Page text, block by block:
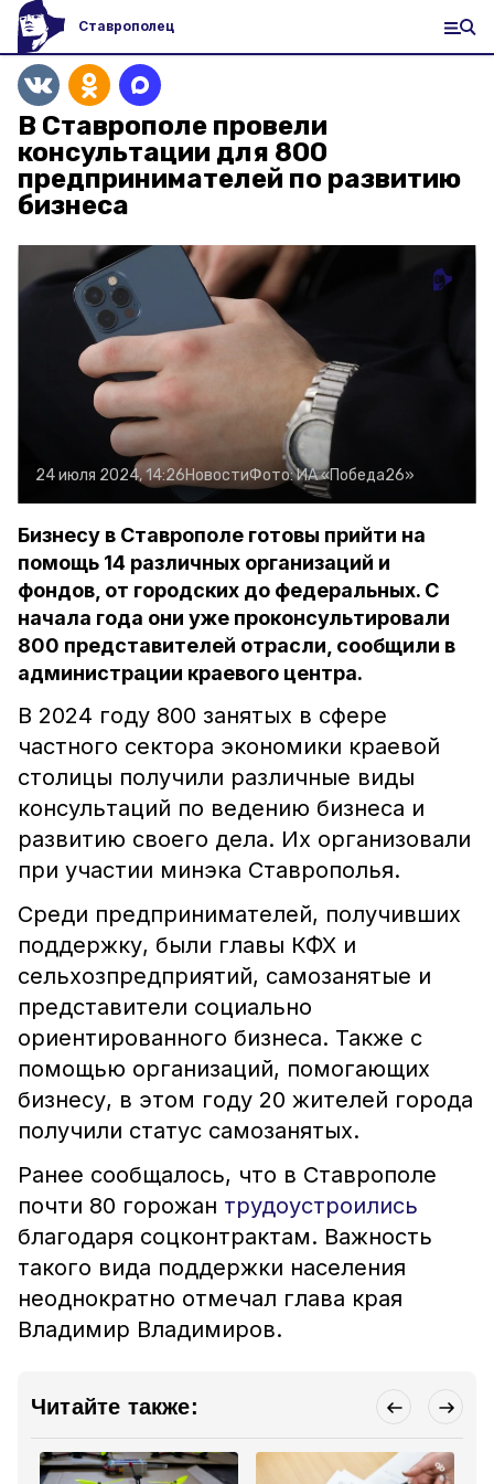
Ставрополец
В Ставрополе провели
консультации для 800
предпринимателей по развитию
бизнеса
24 июля 2024, 14:26НовостиФото:ИА «Победа26»
Бизнесу в Ставрополе готовы прийти на
помощь 14 различных организаций и
фондов, от городских до федеральных. С
начала года они уже проконсультировали
800 представителей отрасли, сообщили в
администрации краевого центра.
В 2024 году 800 занятых в сфере
частного сектора экономики краевой
столицы получили различные виды
консультаций по ведению бизнеса и
развитию своего дела. Их организовали
при участии минэка Ставрополья.
Среди предпринимателей, получивших
поддержку, были главы КФХ и
сельхозпредприятий, самозанятые и
представители социально
ориентированного бизнеса. Также с
помощью организаций, помогающих
бизнесу, в этом году 20 жителей города
получили статус самозанятых.
Ранее сообщалось, что в Ставрополе
почти 80 горожан трудоустроились
благодаря соцконтрактам. Важность
такого вида поддержки населения
неоднократно отмечал глава края
Владимир Владимиров.
Читайте также: